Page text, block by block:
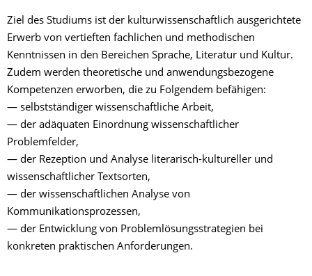
Ziel des Studiums ist der kulturwissenschaftlich ausgerichtete
Erwerb von vertieften fachlichen und methodischen
Kenntnissen in den Bereichen Sprache, Literatur und Kultur.
Zudem werden theoretische und anwendungsbezogene
Kompetenzen erworben, die zu Folgendem befähigen:
— selbstständiger wissenschaftliche Arbeit,
— der adäquaten Einordnung wissenschaftlicher
Problemfelder,
— der Rezeption und Analyse literarisch-kultureller und
wissenschaftlicher Textsorten,
— der wissenschaftlichen Analyse von
Kommunikationsprozessen,
— der Entwicklung von Problemlösungsstrategien bei
konkreten praktischen Anforderungen.